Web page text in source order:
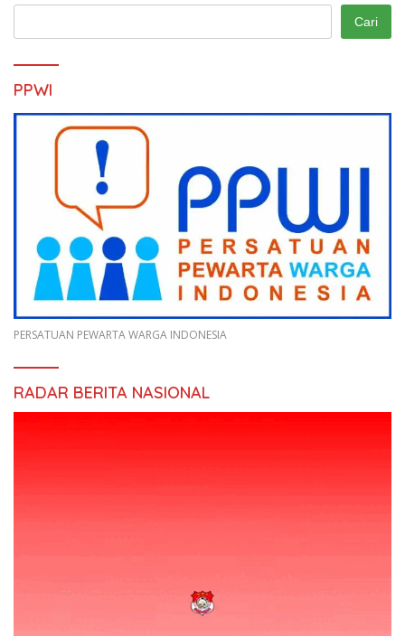
Cari
PPWI
PERSATUAN PEWARTA WARGA INDONESIA
RADAR BERITA NASIONAL